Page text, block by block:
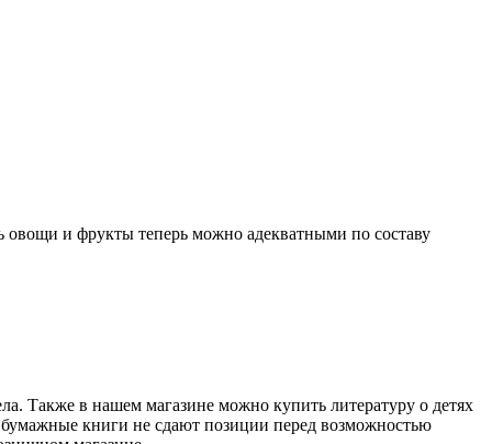
овощи и фрукты теперь можно адекватными по составу
Также в нашем магазине можно купить литературу о детях
книги не сдают позиции перед возможностью